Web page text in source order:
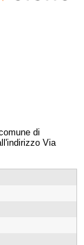
di
Via